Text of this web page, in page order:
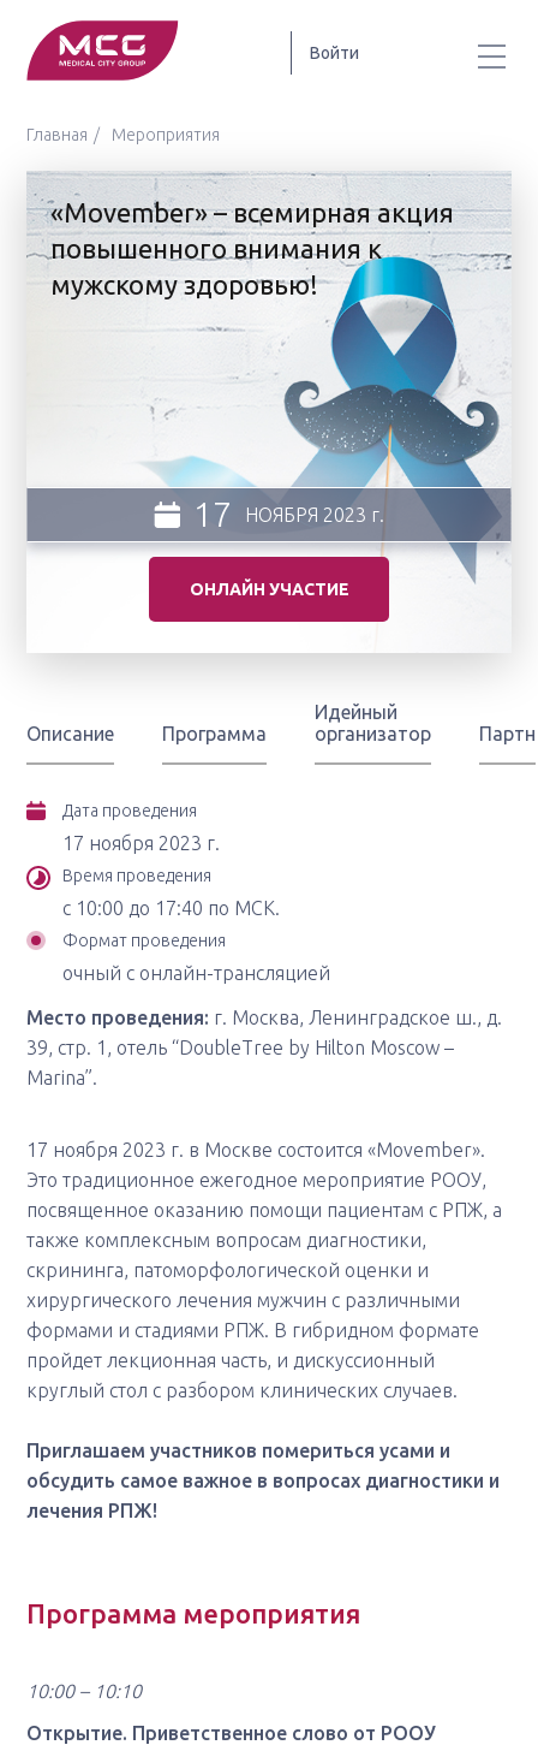
Войти
Главная Мероприятия
«Movember» – всемирная акция
повышенного внимания к
мужскому здоровью!
ОНЛАЙН УЧАСТИЕ
17 НОЯБРЯ 2023 г.
Описание Программа
Идейный
организатор
Дата проведения
17 ноября 2023 г.
Время проведения
c 10:00 до 17:40 по МСК.
Формат проведения
очный с онлайн-трансляцией
Место проведения: г. Москва, Ленинградское ш., д.
39, стр. 1, отель “DoubleTree by Hilton Moscow –
Marina”.
17 ноября 2023 г. в Москве состоится «Movember».
Это традиционное ежегодное мероприятие РООУ,
посвященное оказанию помощи пациентам с РПЖ, а
также комплексным вопросам диагностики,
скрининга, патоморфологической оценки и
хирургического лечения мужчин с различными
формами и стадиями РПЖ. В гибридном формате
пройдет лекционная часть, и дискуссионный
круглый стол с разбором клинических случаев.
Приглашаем участников помериться усами и
обсудить самое важное в вопросах диагностики и
лечения РПЖ!
Программа мероприятия
10:00 – 10:10
Открытие. Приветственное слово от РООУ